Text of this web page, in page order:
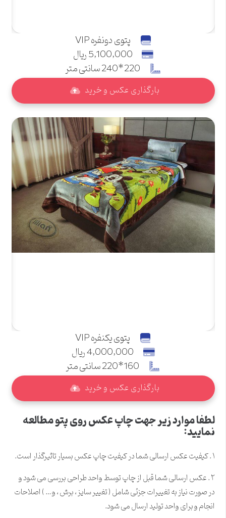
پتوی دونفره VIP
5,100,000 ریال
220*240 سانتی متر
بارگذاری عکس و خرید
پتوی یکنفره VIP
4,000,000 ریال
160*220 سانتی متر
بارگذاری عکس و خرید
لطفا موارد زیر جهت چاپ عکس روی پتو مطالعه
نمایید:
۱ . کیفیت عکس ارسالی شما در کیفیت چاپ عکس بسیار تاثیرگذار است.
۲ . عکس ارسالی شما قبل از چاپ توسط واحد طراحی بررسی می شود و
در صورت نیاز به تغییرات جزئی شامل ( تغییر سایز ، برش ، و… ) اصلاحات
انجام و برای واحد تولید ارسال می شود.